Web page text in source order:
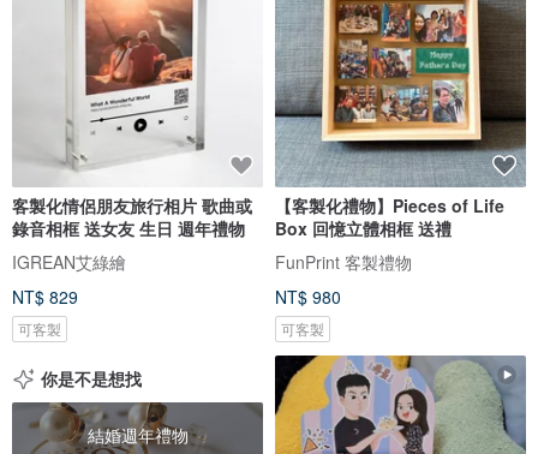
客製化情侶朋友旅行相片 歌曲或
錄音相框 送女友 生日 週年禮物
IGREAN艾綠繪
NT$ 829
可客製
【客製化禮物】Pieces of Life
Box 回憶立體相框 送禮
FunPrint 客製禮物
NT$ 980
可客製
你是不是想找
結婚週年禮物